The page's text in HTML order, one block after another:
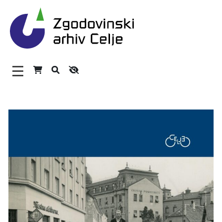
Zgodovinski arhiv Celje –
Glavni meni
Varstvo osebnih podatkov
Katalog informacij javnega značaja
Zakonodaja